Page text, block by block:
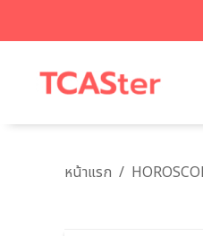
หน้าแรก /